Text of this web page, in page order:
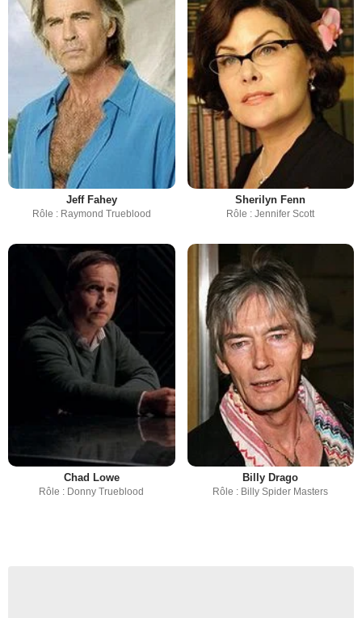
Jeff Fahey
Rôle : Raymond Trueblood
Sherilyn Fenn
Rôle : Jennifer Scott
Chad Lowe
Rôle : Donny Trueblood
Billy Drago
Rôle : Billy Spider Masters